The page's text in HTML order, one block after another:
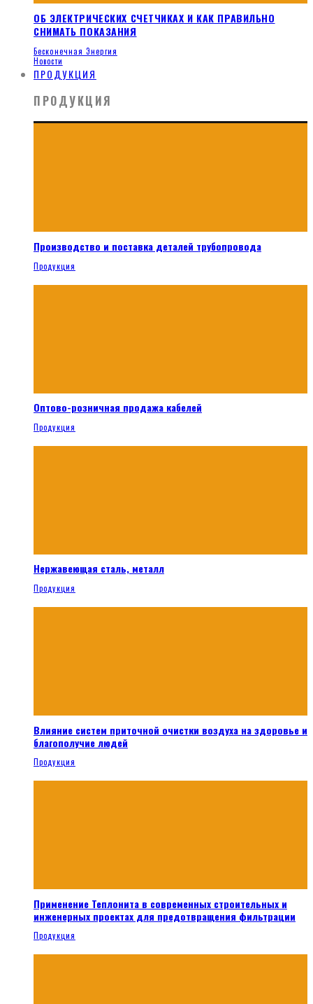
ОБ ЭЛЕКТРИЧЕСКИХ СЧЕТЧИКАХ И КАК ПРАВИЛЬНО
СНИМАТЬ ПОКАЗАНИЯ
Бесконечная Энергия
Новости
ПРОДУКЦИЯ
ПРОДУКЦИЯ
Производство и поставка деталей трубопровода
Продукция
Оптово-розничная продажа кабелей
Продукция
Нержавеющая сталь, металл
Продукция
Влияние систем приточной очистки воздуха на здоровье и
благополучие людей
Продукция
Применение Теплонита в современных строительных и
инженерных проектах для предотвращения фильтрации
Продукция